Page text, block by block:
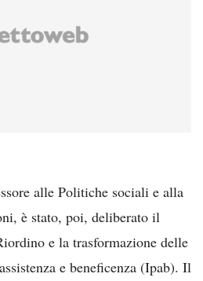
alle Politiche sociali e alla
è stato, poi, deliberato il
e la trasformazione delle
e beneficenza (Ipab). Il